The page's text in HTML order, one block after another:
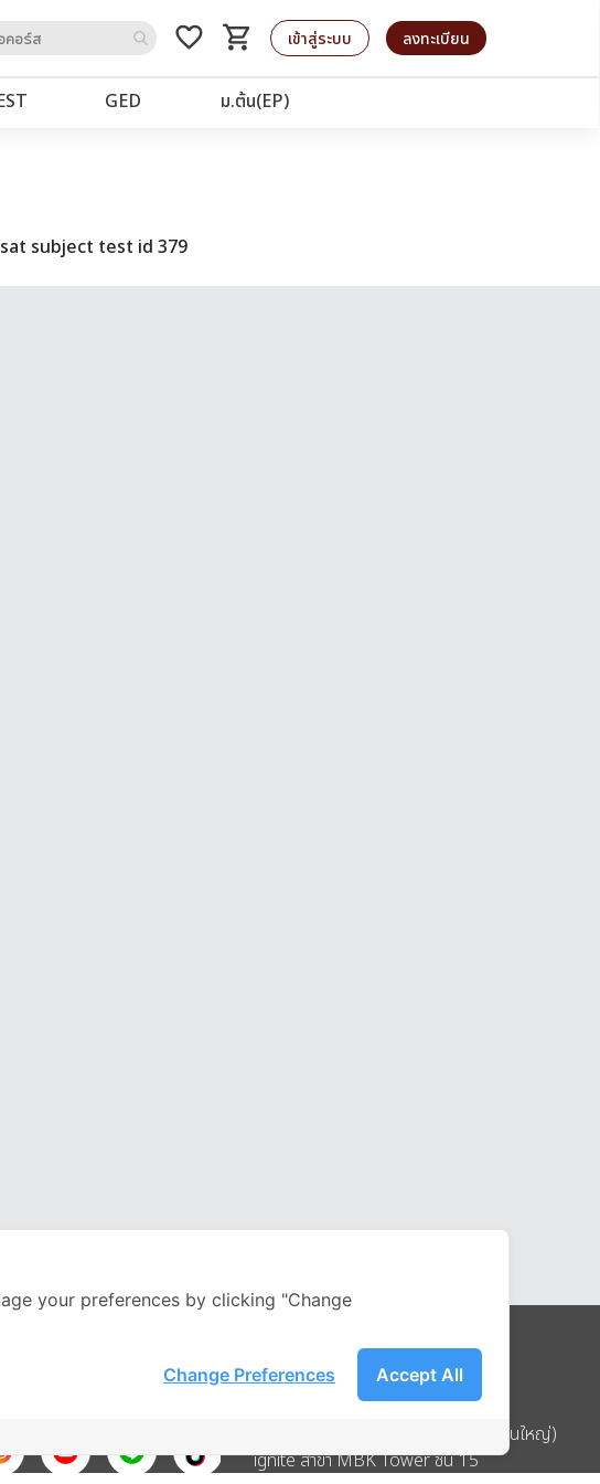
favorite_border shopping_cart
รถเข็น เข้าสู่ระบบ ลงทะเบียน
GED ม.ต้น(EP)
subject test id 379
Address
บริษัท อิกไนท์ เอ สตาร์ จำกัด (สำนักงานใหญ่)
ignite สาขา MBK Tower ชั้น 15
your preferences by clicking "Change
Accept All
Change Preferences